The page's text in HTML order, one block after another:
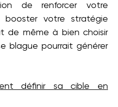
de renforcer votre
votre stratégie
de même à bien choisir
blague pourrait générer
définir sa cible en